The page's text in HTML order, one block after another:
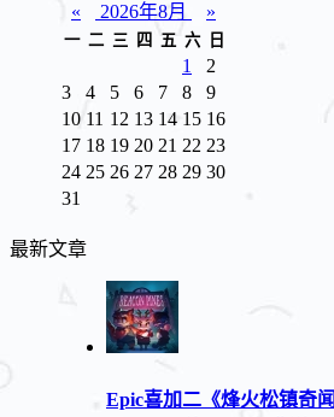
« 2026年8月 »
一 二 三 四 五 六 日
1
2
3
4 5 6 7 8
9
10 11 12 13 14 15 16
17 18 19 20 21 22 23
24 25 26 27 28 29 30
31
最新文章
Epic喜加二《烽火松镇奇